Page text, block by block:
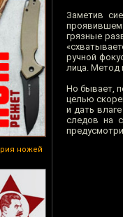
ножей
Заметив
грязные
ручной
лица. Метод
Но бывает,
целью
и дать
следов на